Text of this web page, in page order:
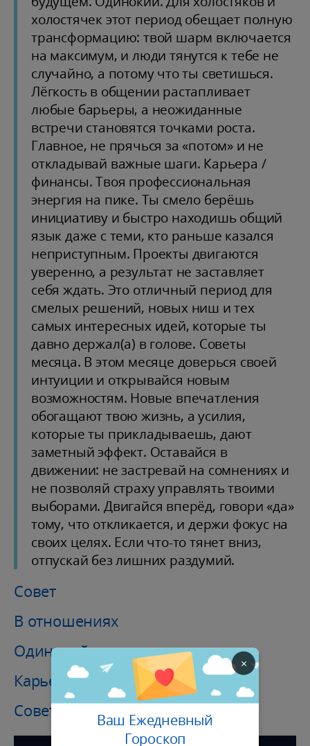
холостячек этот период обещает полную
трансформацию: твой шарм включается
на максимум, и люди тянутся к тебе не
случайно, а потому что ты светишься.
Лёгкость в общении растапливает
любые барьеры, а неожиданные
встречи становятся точками роста.
Главное, не прячься за «потом» и не
откладывай важные шаги. Карьера /
финансы. Твоя профессиональная
энергия на пике. Ты смело берёшь
инициативу и быстро находишь общий
язык даже с теми, кто раньше казался
неприступным. Проекты двигаются
уверенно, а результат не заставляет
себя ждать. Это отличный период для
смелых решений, новых ниш и тех
самых интересных идей, которые ты
давно держал(а) в голове. Советы
месяца. В этом месяце доверься своей
интуиции и открывайся новым
возможностям. Новые впечатления
обогащают твою жизнь, а усилия,
которые ты прикладываешь, дают
заметный эффект. Оставайся в
движении: не застревай на сомнениях и
не позволяй страху управлять твоими
выборами. Двигайся вперёд, говори «да»
тому, что откликается, и держи фокус на
своих целях. Если что-то тянет вниз,
отпускай без лишних раздумий.
Совет
В отношениях
Одинокий
Карьера / Финансы
Советы месяца
×
Ваш Ежедневный
Гороскоп